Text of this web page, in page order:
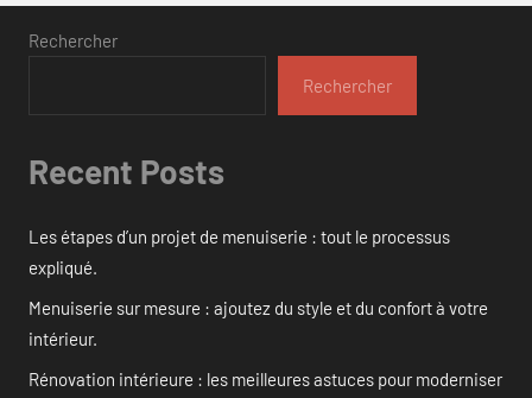
Rechercher
Rechercher
Recent Posts
Les étapes d’un projet de menuiserie : tout le processus
expliqué.
Menuiserie sur mesure : ajoutez du style et du confort à votre
intérieur.
Rénovation intérieure : les meilleures astuces pour moderniser